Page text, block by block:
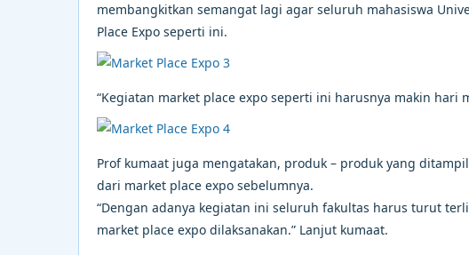
membangkitkan semangat lagi agar seluruh mahasiswa
Place Expo seperti ini.
“Kegiatan market place expo seperti ini harusnya makin hari
Prof kumaat juga mengatakan, produk – produk yang
dari market place expo sebelumnya.
“Dengan adanya kegiatan ini seluruh fakultas harus turut
market place expo dilaksanakan.” Lanjut kumaat.